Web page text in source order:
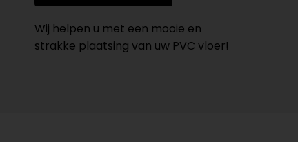
Wij helpen u met een mooie en
strakke plaatsing van uw PVC vloer!